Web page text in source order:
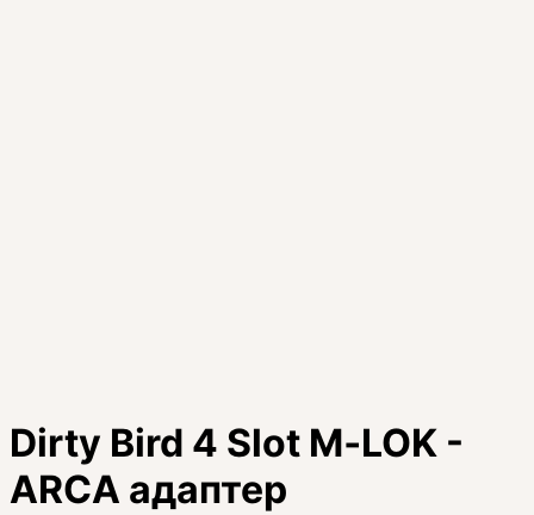
Dirty Bird 4 Slot M‑LOK -
ARCA адаптер